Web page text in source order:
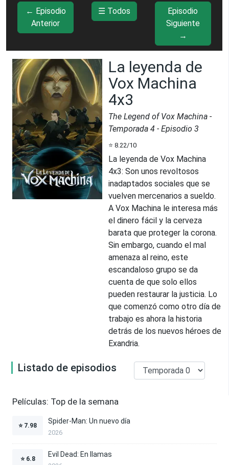
← Episodio
Anterior
☰ Todos
Episodio
Siguiente
→
La leyenda de
Vox Machina
4x3
The Legend of Vox Machina -
Temporada 4 - Episodio 3
⭐ 8.22/10
La leyenda de Vox Machina
4x3: Son unos revoltosos
inadaptados sociales que se
vuelven mercenarios a sueldo.
A Vox Machina le interesa más
el dinero fácil y la cerveza
barata que proteger la corona.
Sin embargo, cuando el mal
amenaza al reino, este
escandaloso grupo se da
cuenta de que solo ellos
pueden restaurar la justicia. Lo
que comenzó como otro día de
trabajo es ahora la historia
detrás de los nuevos héroes de
Exandria.
Listado de episodios
Películas: Top de la semana
⭐ 7.98
Spider-Man: Un nuevo día
2026
⭐ 6.8
Evil Dead: En llamas